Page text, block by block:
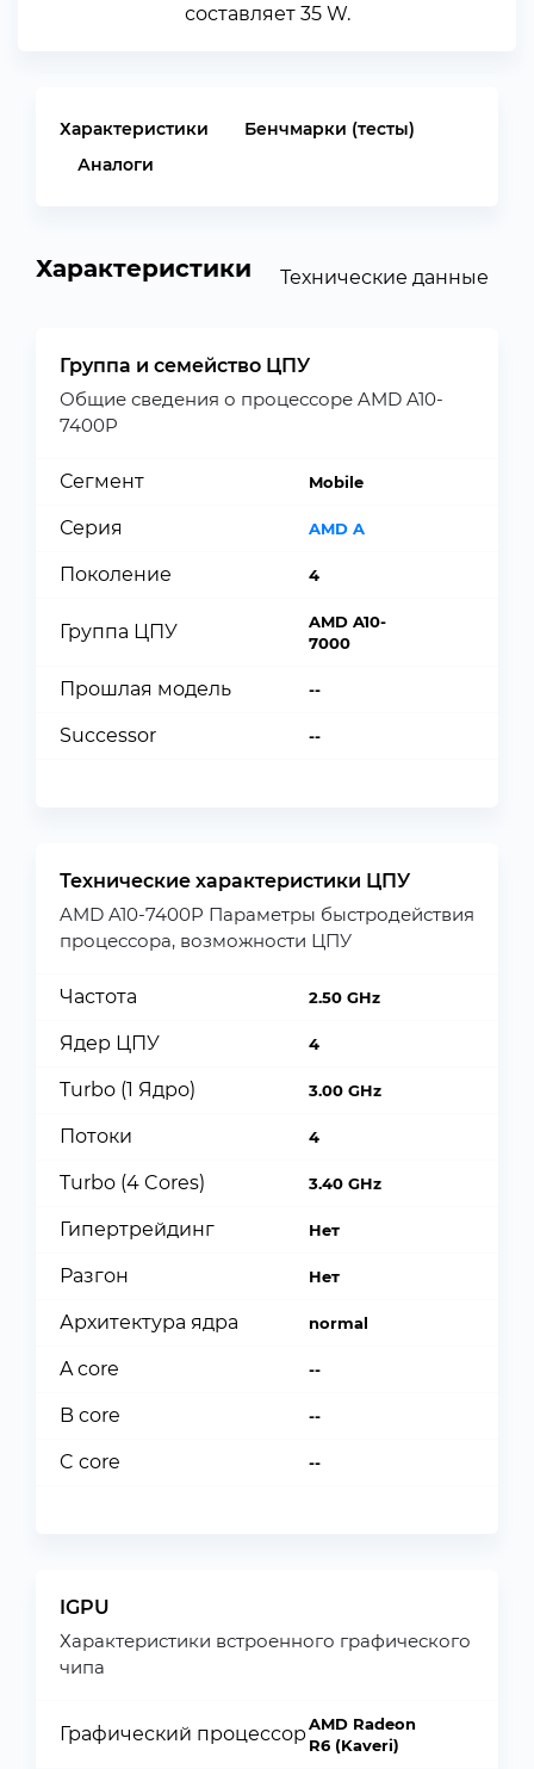
составляет 35 W.
Характеристики
Бенчмарки (тесты)
Аналоги
Характеристики Технические данные
Группа и семейство ЦПУ
Общие сведения о процессоре AMD A10-
7400P
Сегмент Mobile
Серия AMD A
Поколение 4
Группа ЦПУ
AMD A10-
7000
Прошлая модель --
Successor --
Технические характеристики ЦПУ
AMD A10-7400P Параметры быстродействия
процессора, возможности ЦПУ
Частота 2.50 GHz
Ядер ЦПУ 4
Turbo (1 Ядро) 3.00 GHz
Потоки 4
Turbo (4 Cores) 3.40 GHz
Гипертрейдинг Нет
Разгон Нет
Архитектура ядра normal
A core --
B core --
C core --
IGPU
Характеристики встроенного графического
чипа
Графический процессорAMD Radeon
R6 (Kaveri)